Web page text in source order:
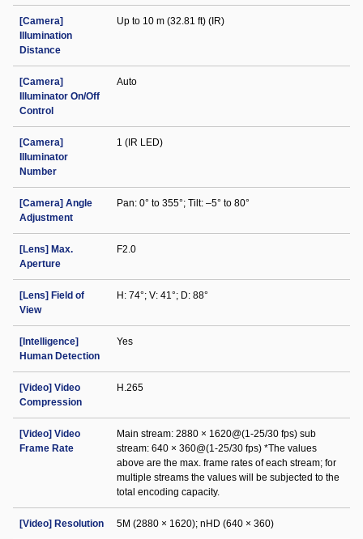
[Camera]
Illumination
Distance
Up to 10 m (32.81 ft) (IR)
[Camera]
Illuminator On/Off
Control
Auto
[Camera]
Illuminator
Number
1 (IR LED)
[Camera] Angle
Adjustment
Pan: 0° to 355°; Tilt: –5° to 80°
[Lens] Max.
Aperture
F2.0
[Lens] Field of
View
H: 74°; V: 41°; D: 88°
[Intelligence]
Human Detection
Yes
[Video] Video
Compression
H.265
[Video] Video
Frame Rate
Main stream: 2880 × 1620@(1-25/30 fps) sub
stream: 640 × 360@(1-25/30 fps) *The values
above are the max. frame rates of each stream; for
multiple streams the values will be subjected to the
total encoding capacity.
[Video] Resolution 5M (2880 × 1620); nHD (640 × 360)